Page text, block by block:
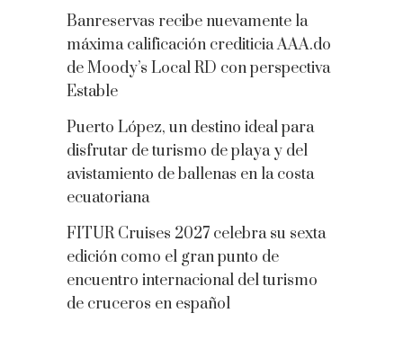
Banreservas recibe nuevamente la
máxima calificación crediticia AAA.do
de Moody’s Local RD con perspectiva
Estable
Puerto López, un destino ideal para
disfrutar de turismo de playa y del
avistamiento de ballenas en la costa
ecuatoriana
FITUR Cruises 2027 celebra su sexta
edición como el gran punto de
encuentro internacional del turismo
de cruceros en español